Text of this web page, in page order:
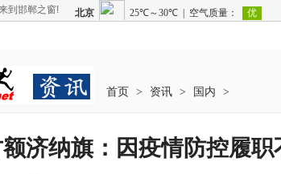
到邯郸之窗!
首页 > 资讯 > 国内 >
济纳旗：因疫情防控履